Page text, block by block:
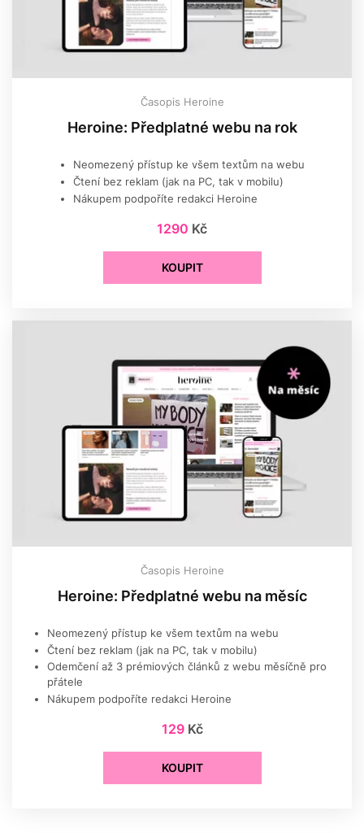
Časopis Heroine
Heroine: Předplatné webu na rok
Neomezený přístup ke všem textům na webu
Čtení bez reklam (jak na PC, tak v mobilu)
Nákupem podpoříte redakci Heroine
1290 Kč
KOUPIT
Časopis Heroine
Heroine: Předplatné webu na měsíc
Neomezený přístup ke všem textům na webu
Čtení bez reklam (jak na PC, tak v mobilu)
Odemčení až 3 prémiových článků z webu měsíčně pro
přátele
Nákupem podpoříte redakci Heroine
129 Kč
KOUPIT